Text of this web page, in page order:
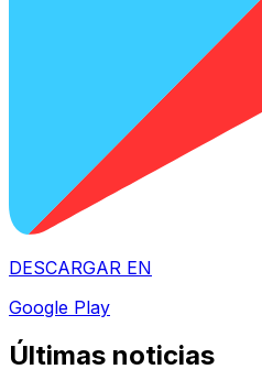
DESCARGAR EN
Google Play
Últimas noticias